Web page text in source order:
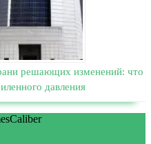
решающих изменений: что
давления